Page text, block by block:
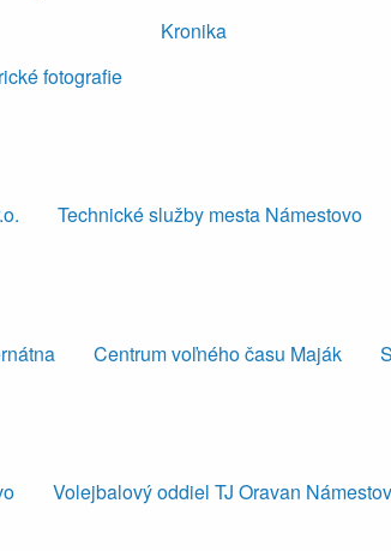
fotografie
Kronika
Technické služby mesta Námestovo
Centrum voľného času Maják
Volejbalový oddiel TJ Oravan